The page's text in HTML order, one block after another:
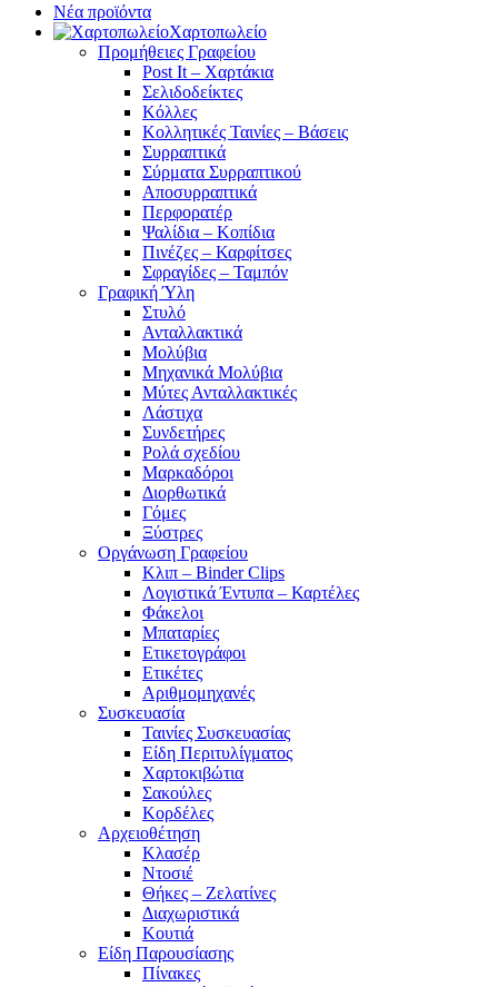
Νέα προϊόντα
Χαρτοπωλείο
Προμήθειες Γραφείου
Post It – Χαρτάκια
Σελιδοδείκτες
Κόλλες
Κολλητικές Ταινίες – Βάσεις
Συρραπτικά
Σύρματα Συρραπτικού
Αποσυρραπτικά
Περφορατέρ
Ψαλίδια – Κοπίδια
Πινέζες – Καρφίτσες
Σφραγίδες – Ταμπόν
Γραφική Ύλη
Στυλό
Ανταλλακτικά
Μολύβια
Μηχανικά Μολύβια
Μύτες Ανταλλακτικές
Λάστιχα
Συνδετήρες
Ρολά σχεδίου
Μαρκαδόροι
Διορθωτικά
Γόμες
Ξύστρες
Οργάνωση Γραφείου
Κλιπ – Binder Clips
Λογιστικά Έντυπα – Καρτέλες
Φάκελοι
Μπαταρίες
Ετικετογράφοι
Ετικέτες
Αριθμομηχανές
Συσκευασία
Ταινίες Συσκευασίας
Είδη Περιτυλίγματος
Χαρτοκιβώτια
Σακούλες
Κορδέλες
Αρχειοθέτηση
Κλασέρ
Ντοσιέ
Θήκες – Ζελατίνες
Διαχωριστικά
Κουτιά
Είδη Παρουσίασης
Πίνακες